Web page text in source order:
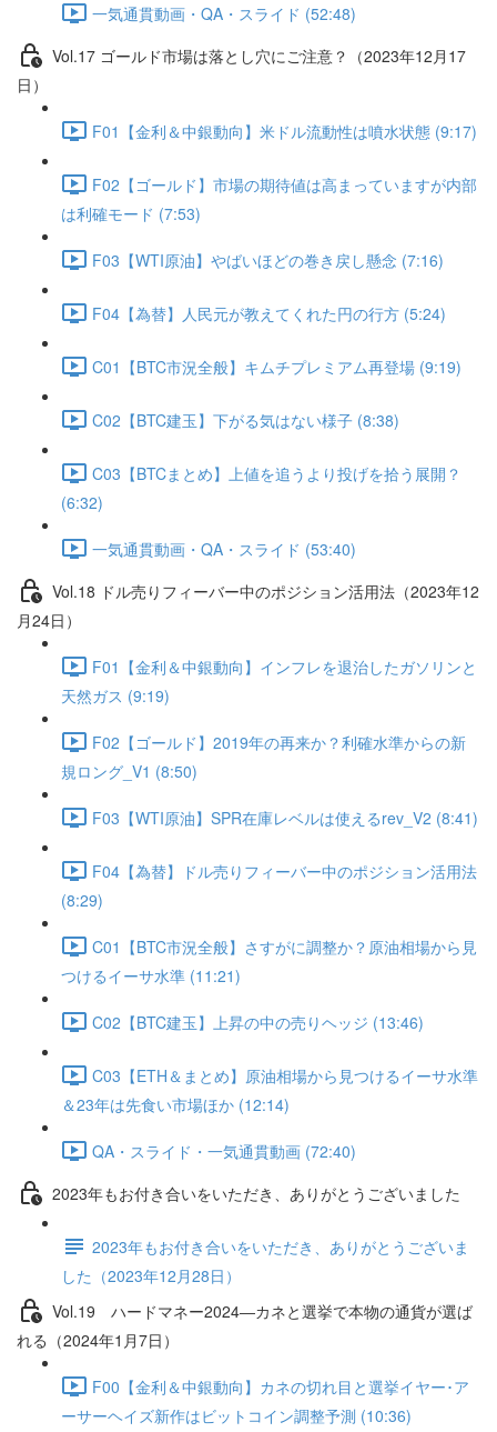
一気通貫動画・QA・スライド (52:48)
Vol.17 ゴールド市場は落とし穴にご注意？（2023年12月17
日）
F01【金利＆中銀動向】米ドル流動性は噴水状態 (9:17)
F02【ゴールド】市場の期待値は高まっていますが内部
は利確モード (7:53)
F03【WTI原油】やばいほどの巻き戻し懸念 (7:16)
F04【為替】人民元が教えてくれた円の行方 (5:24)
C01【BTC市況全般】キムチプレミアム再登場 (9:19)
C02【BTC建玉】下がる気はない様子 (8:38)
C03【BTCまとめ】上値を追うより投げを拾う展開？
(6:32)
一気通貫動画・QA・スライド (53:40)
Vol.18 ドル売りフィーバー中のポジション活用法（2023年12
月24日）
F01【金利＆中銀動向】インフレを退治したガソリンと
天然ガス (9:19)
F02【ゴールド】2019年の再来か？利確水準からの新
規ロング_V1 (8:50)
F03【WTI原油】SPR在庫レベルは使えるrev_V2 (8:41)
F04【為替】ドル売りフィーバー中のポジション活用法
(8:29)
C01【BTC市況全般】さすがに調整か？原油相場から見
つけるイーサ水準 (11:21)
C02【BTC建玉】上昇の中の売りヘッジ (13:46)
C03【ETH＆まとめ】原油相場から見つけるイーサ水準
＆23年は先食い市場ほか (12:14)
QA・スライド・一気通貫動画 (72:40)
2023年もお付き合いをいただき、ありがとうございました
2023年もお付き合いをいただき、ありがとうございま
した（2023年12月28日）
Vol.19 ハードマネー2024―カネと選挙で本物の通貨が選ば
れる（2024年1月7日）
F00【金利＆中銀動向】カネの切れ目と選挙イヤー･ア
ーサーヘイズ新作はビットコイン調整予測 (10:36)